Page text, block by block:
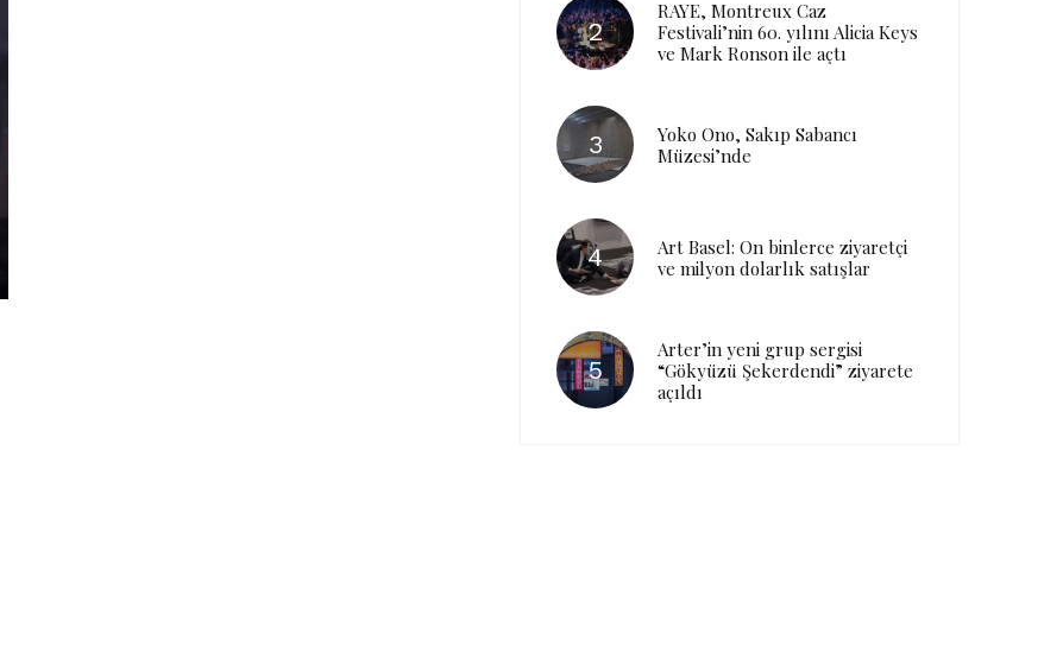
RAYE, Montreux Caz
Festivali’nin 60. yılını Alicia Keys
ve Mark Ronson ile açtı
Yoko Ono, Sakıp Sabancı
Müzesi’nde
Art Basel: On binlerce ziyaretçi
ve milyon dolarlık satışlar
Arter’in yeni grup sergisi
“Gökyüzü Şekerdendi” ziyarete
açıldı